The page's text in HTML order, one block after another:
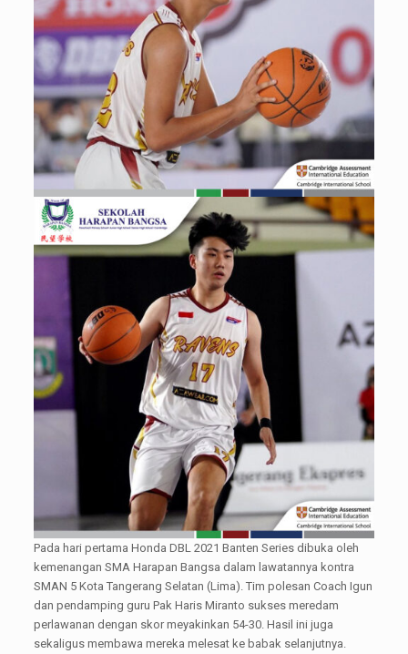
Pada hari pertama Honda DBL 2021 Banten Series dibuka oleh
kemenangan SMA Harapan Bangsa dalam lawatannya kontra
SMAN 5 Kota Tangerang Selatan (Lima). Tim polesan Coach Igun
dan pendamping guru Pak Haris Miranto sukses meredam
perlawanan dengan skor meyakinkan 54-30. Hasil ini juga
sekaligus membawa mereka melesat ke babak selanjutnya.